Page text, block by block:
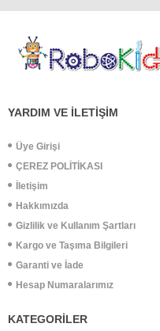
YARDIM VE İLETİŞİM
Üye Girişi
ÇEREZ POLİTİKASI
İletişim
Hakkımızda
Gizlilik ve Kullanım Şartları
Kargo ve Taşıma Bilgileri
Garanti ve İade
Hesap Numaralarımız
KATEGORİLER